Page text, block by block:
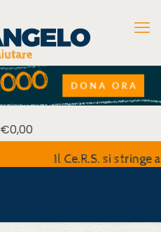
€0,00
Il Ce.R.S. si stringe